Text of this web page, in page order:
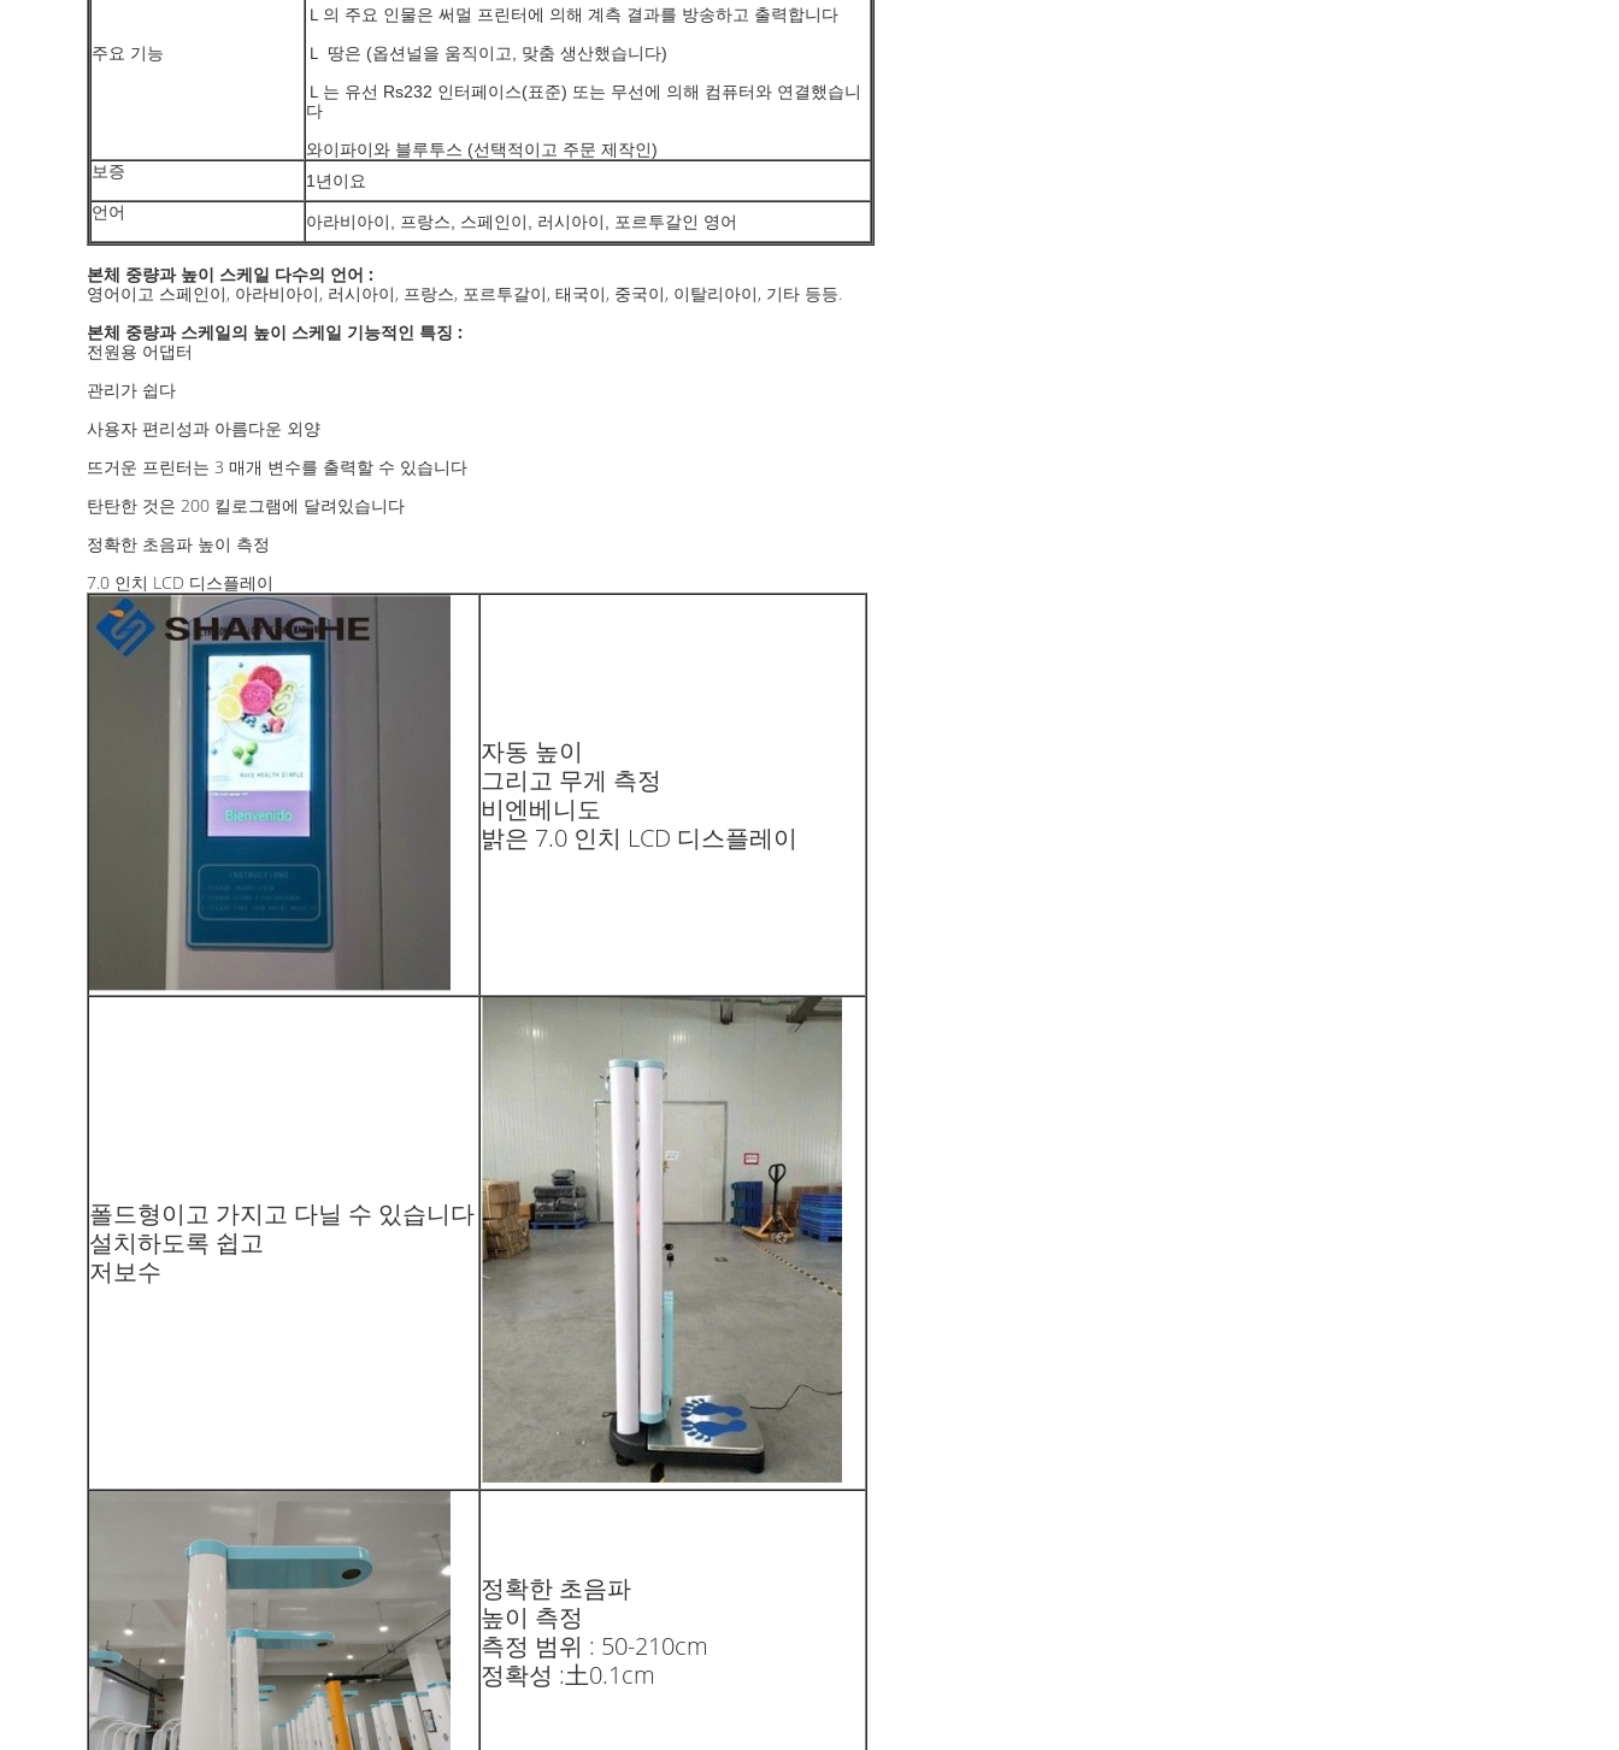
주요 기능
Ｌ의 주요 인물은 써멀 프린터에 의해 계측 결과를 방송하고 출력합니다
Ｌ 땅은 (옵션널을 움직이고, 맞춤 생산했습니다)
Ｌ는 유선 Rs232 인터페이스(표준) 또는 무선에 의해 컴퓨터와 연결했습니
다
와이파이와 블루투스 (선택적이고 주문 제작인)
보증
1년이요
언어
아라비아이, 프랑스, 스페인이, 러시아이, 포르투갈인 영어
본체 중량과 높이 스케일 다수의 언어 :
영어이고 스페인이, 아라비아이, 러시아이, 프랑스, 포르투갈이, 태국이, 중국이, 이탈리아이, 기타 등등.
본체 중량과 스케일의 높이 스케일 기능적인 특징 :
전원용 어댑터
관리가 쉽다
사용자 편리성과 아름다운 외양
뜨거운 프린터는 3 매개 변수를 출력할 수 있습니다
탄탄한 것은 200 킬로그램에 달려있습니다
정확한 초음파 높이 측정
7.0 인치 LCD 디스플레이
자동 높이
그리고 무게 측정
비엔베니도
밝은 7.0 인치 LCD 디스플레이
폴드형이고 가지고 다닐 수 있습니다
설치하도록 쉽고
저보수
정확한 초음파
높이 측정
측정 범위 : 50-210cm
정확성 :土0.1cm